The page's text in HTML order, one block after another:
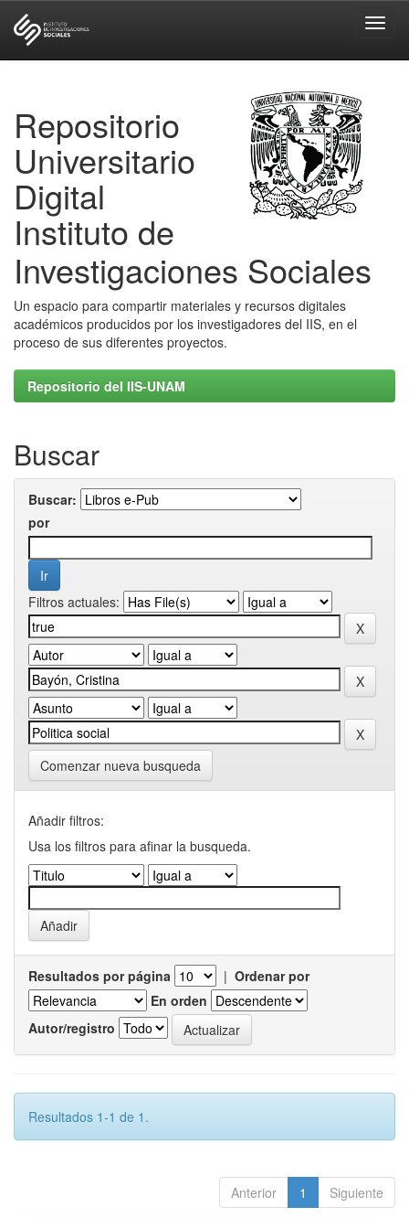
Repositorio
Universitario
Digital
Instituto de
Investigaciones Sociales
Un espacio para compartir materiales y recursos digitales
académicos producidos por los investigadores del IIS, en el
proceso de sus diferentes proyectos.
Repositorio del IIS-UNAM
Buscar
Buscar:
por
Filtros actuales:
Comenzar nueva busqueda
Añadir filtros:
Usa los filtros para afinar la busqueda.
Resultados por página | Ordenar por
En orden
Autor/registro
Resultados 1-1 de 1.
Anterior 1 Siguiente